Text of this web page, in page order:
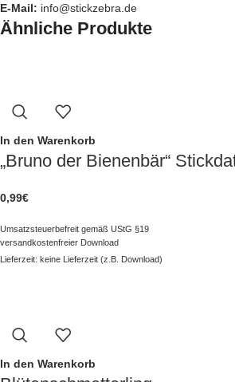
E-Mail: info@stickzebra.de
Ähnliche Produkte
In den Warenkorb
„Bruno der Bienenbär“
0,99€
Umsatzsteuerbefreit gemäß UStG §19
versandkostenfreier Download
Lieferzeit: keine Lieferzeit (z.B. Download)
In den Warenkorb